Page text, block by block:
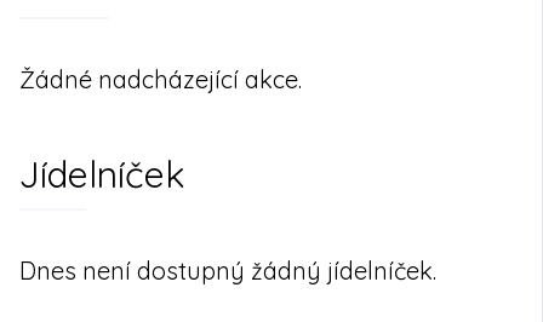
Žádné nadcházející akce.
Jídelníček
Dnes není dostupný žádný jídelníček.